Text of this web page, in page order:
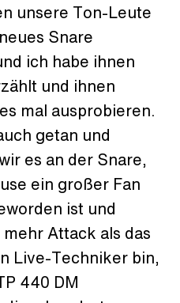
unsere Ton-Leute
Snare
ich habe ihnen
und ihnen
mal ausprobieren.
getan und
es an der Snare,
ein großer Fan
ist und
Attack als das
Live-Techniker bin,
440 DM